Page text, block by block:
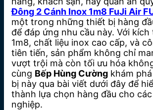
Đông 2 Cánh Inox 1m8 FuJi Air
một trong những thiết bị hàng
để đáp ứng nhu cầu này. Với
1m8, chất liệu inox cao cấp, và
tiên tiến, sản phẩm không chỉ
vượt trội mà còn tối ưu hóa
cùng Bếp Hùng Cường khám
bị này qua bài viết dưới đây để
thành lựa chọn hàng đầu cho
nghiệp.